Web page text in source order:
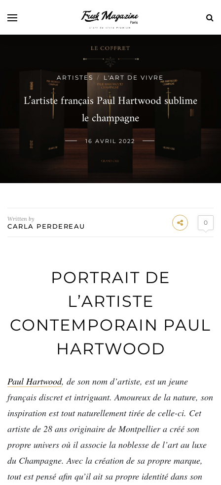
ARTISTES / L'ART DE VIVRE
L’artiste français Paul Hartwood sublime
le champagne
16 AVRIL 2022
Written by
CARLA PERDEREAU 0
PORTRAIT DE
L’ARTISTE
CONTEMPORAIN PAUL
HARTWOOD
Paul Hartwood, de son nom d’artiste, est un jeune
français discret et intriguant. Amoureux de la nature, son
inspiration est tout naturellement tirée de celle-ci. Cet
artiste de 28 ans originaire de Montpellier a créé son
propre univers où il associe la noblesse de l’art au luxe
du Champagne. Avec la création de sa propre marque,
tout est pensé afin qu’il ait sa propre identité dans son